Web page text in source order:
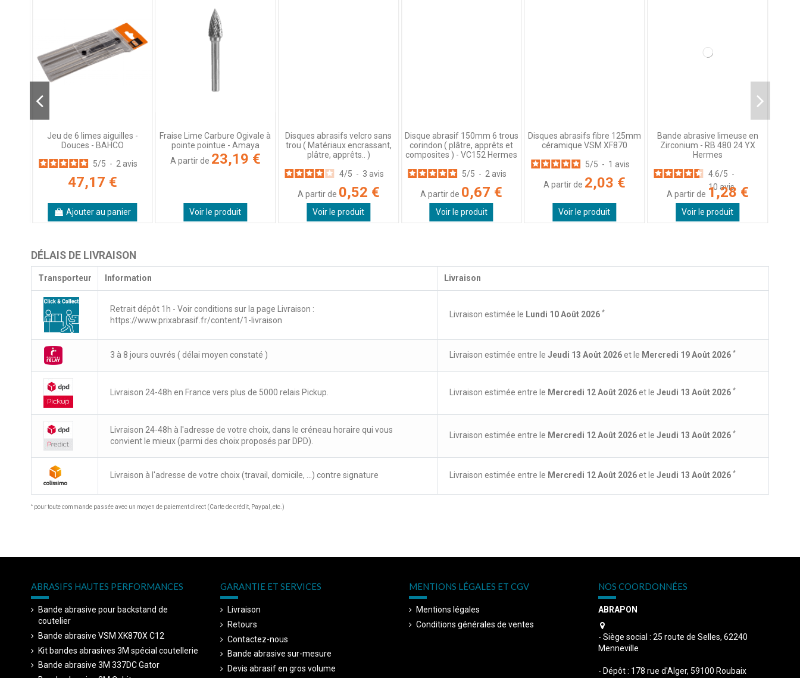
Jeu de 6 limes aiguilles -
Douces - BAHCO
5/5 - 2 avis
47,17 €
Ajouter au panier
Fraise Lime Carbure Ogivale à
pointe pointue - Amaya
A partir de 23,19 €
Voir le produit
Disques abrasifs velcro sans
trou ( Matériaux encrassant,
plâtre, apprêts.. )
4/5 - 3 avis
A partir de 0,52 €
Voir le produit
Disque abrasif 150mm 6 trous
corindon ( plâtre, apprêts et
composites ) - VC152 Hermes
5/5 - 2 avis
A partir de 0,67 €
Voir le produit
Disques abrasifs fibre 125mm
céramique VSM XF870
5/5 - 1 avis
A partir de 2,03 €
Voir le produit
Bande abrasive limeuse en
Zirconium - RB 480 24 YX
Hermes
4.6/5 -
10 avis
A partir de 1,28 €
Voir le produit
DÉLAIS DE LIVRAISON
Transporteur Information Livraison
Retrait dépôt 1h - Voir conditions sur la page Livraison :
https://www.prixabrasif.fr/content/1-livraison
Livraison estimée le Lundi 10 Août 2026 *
3 à 8 jours ouvrés ( délai moyen constaté ) Livraison estimée entre le Jeudi 13 Août 2026et le Mercredi 19 Août 2026 *
Livraison 24-48h en France vers plus de 5000 relais Pickup. Livraison estimée entre le Mercredi 12 Août 2026et le Jeudi 13 Août 2026 *
Livraison 24-48h à l'adresse de votre choix, dans le créneau horaire qui vous
convient le mieux (parmi des choix proposés par DPD).
Livraison estimée entre le Mercredi 12 Août 2026et le Jeudi 13 Août 2026 *
Livraison à l'adresse de votre choix (travail, domicile, ...) contre signature Livraison estimée entre le Mercredi 12 Août 2026et le Jeudi 13 Août 2026 *
* pour toute commande passée avec un moyen de paiement direct (Carte de crédit, Paypal, etc.)
ABRASIFS HAUTES PERFORMANCES
Bande abrasive pour backstand de
coutelier
Bande abrasive VSM XK870X C12
Kit bandes abrasives 3M spécial coutellerie
Bande abrasive 3M 337DC Gator
GARANTIE ET SERVICES
Livraison
Retours
Contactez-nous
Bande abrasive sur-mesure
Devis abrasif en gros volume
MENTIONS LÉGALES ET CGV
Mentions légales
Conditions générales de ventes
NOS COORDONNÉES
ABRAPON
- Siège social : 25 route de Selles, 62240
Menneville
- Dépôt : 178 rue d'Alger, 59100 Roubaix